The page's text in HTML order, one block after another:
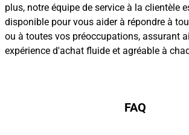
plus, notre équipe de service à la clientèle
disponible pour vous aider à répondre à
ou à toutes vos préoccupations, assurant
expérience d'achat fluide et agréable à
FAQ